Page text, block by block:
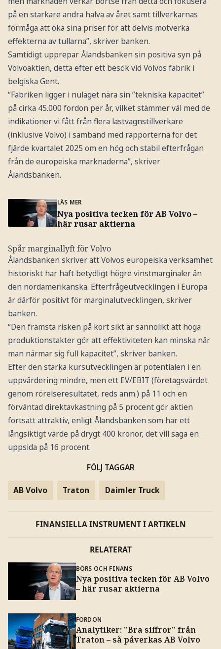
på en starkare andra halva av året samt tillverkarnas
förmåga att öka sina priser för att delvis motverka
effekterna av tullarna”, skriver banken.
Samtidigt upprepar Ålandsbanken sin positiva syn på
Volvoaktien, detta efter ett besök vid Volvos fabrik i
belgiska Gent.
“Fabriken ligger i nuläget nära sin ”tekniska kapacitet”
på cirka 45.000 fordon per år, vilket stämmer väl med de
indikationer vi fått från flera lastvagnstillverkare
(inklusive Volvo) i samband med rapporterna för det
fjärde kvartalet 2025 om en hög och stabil efterfrågan
från de europeiska marknaderna”, skriver
Ålandsbanken.
LÄS MER
Nya positiva tecken för AB Volvo –
här rusar aktierna
Spår marginallyft för Volvo
Ålandsbanken skriver att Volvos europeiska verksamhet
historiskt har haft betydligt högre vinstmarginaler än
den nordamerikanska. Efterfrågeutvecklingen i Europa
är därför positivt för marginalutvecklingen, skriver
banken.
“Den främsta risken på kort sikt är sannolikt att höga
produktionstakter gör att effektiviteten kan minska när
man närmar sig full kapacitet”, skriver banken.
Efter den starka kursutvecklingen är potentialen i en
uppvärdering mindre, men ett EV/EBIT (företagsvärdet
genom rörelseresultatet, reds anm.) på 11 och en
förväntad direktavkastning på 5 procent gör aktien
fortsatt attraktiv, enligt Ålandsbanken som har ett
långsiktigt värde på drygt 400 kronor, det vill säga en
uppsida på 16 procent.
FÖLJ TAGGAR
AB Volvo Traton Daimler Truck
FINANSIELLA INSTRUMENT I ARTIKELN
RELATERAT
BÖRS OCH FINANS
Nya positiva tecken för AB Volvo
– här rusar aktierna
FORDON
Analytiker: ”Bra siffror” från
Traton – så påverkas AB Volvo